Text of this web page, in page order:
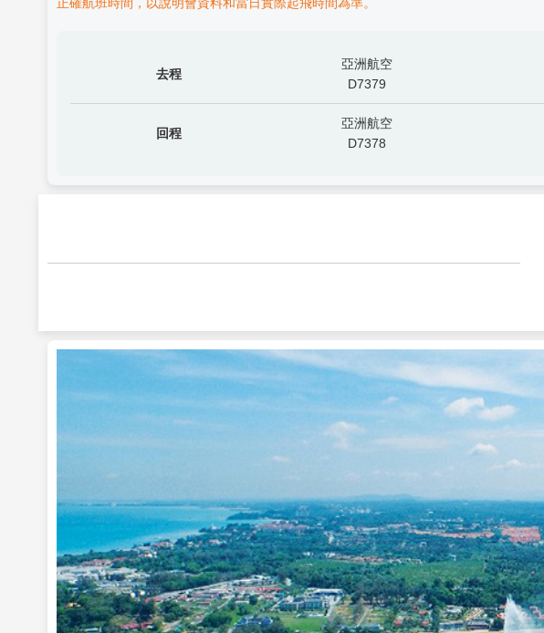
去程
亞洲航空
D7379
回程
亞洲航空
D7378